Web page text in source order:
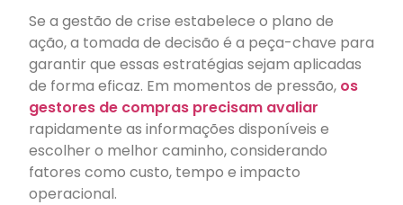
Se a gestão de crise estabelece o plano de
ação, a tomada de decisão é a peça-chave para
garantir que essas estratégias sejam aplicadas
de forma eficaz. Em momentos de pressão, os
gestores de compras precisam avaliar
rapidamente as informações disponíveis e
escolher o melhor caminho, considerando
fatores como custo, tempo e impacto
operacional.